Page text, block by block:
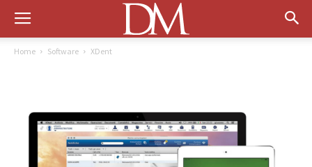
Home Software XDent